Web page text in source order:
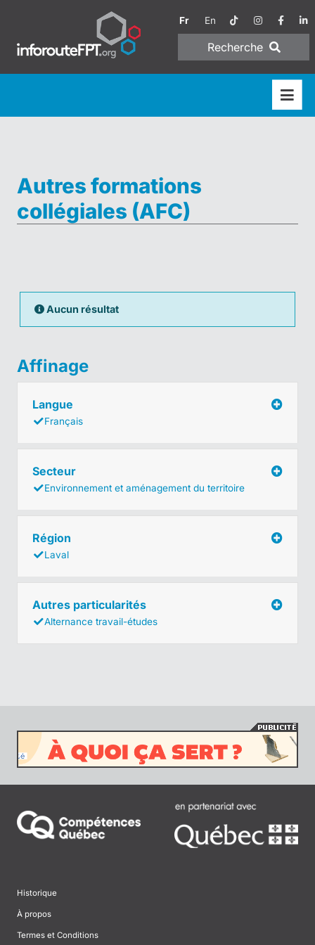
Fr En
Recherche
Autres formations
collégiales (AFC)
Aucun résultat
Affinage
Langue
Français
Secteur
Environnement et aménagement du territoire
Région
Laval
Autres particularités
Alternance travail-études
Historique
À propos
Termes et Conditions